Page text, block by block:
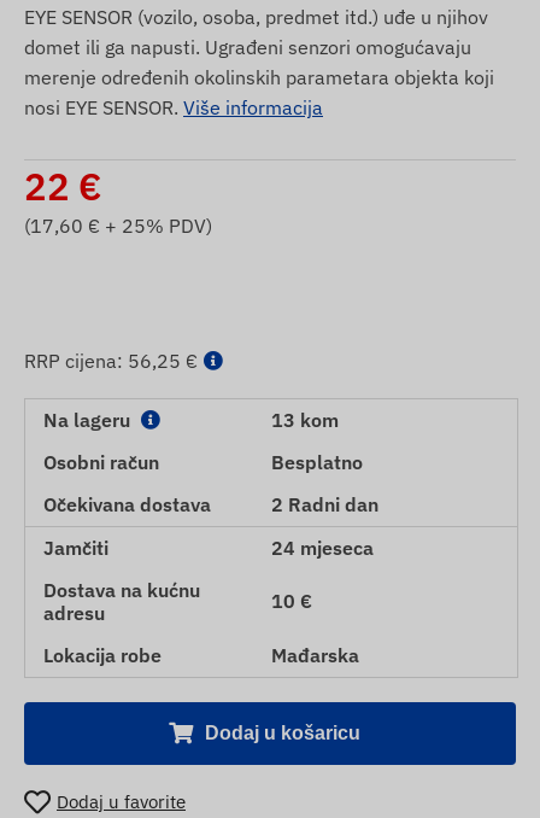
EYE SENSOR (vozilo, osoba, predmet itd.) uđe u njihov
domet ili ga napusti. Ugrađeni senzori omogućavaju
merenje određenih okolinskih parametara objekta koji
nosi EYE SENSOR. Više informacija
22 €
(17,60 € + 25% PDV)
RRP cijena: 56,25 €
Na lageru
13 kom
Osobni račun
Besplatno
Očekivana dostava
2 Radni dan
Jamčiti
24 mjeseca
Dostava na kućnu
adresu
10 €
Lokacija robe Mađarska
Dodaj u košaricu
Dodaj u favorite